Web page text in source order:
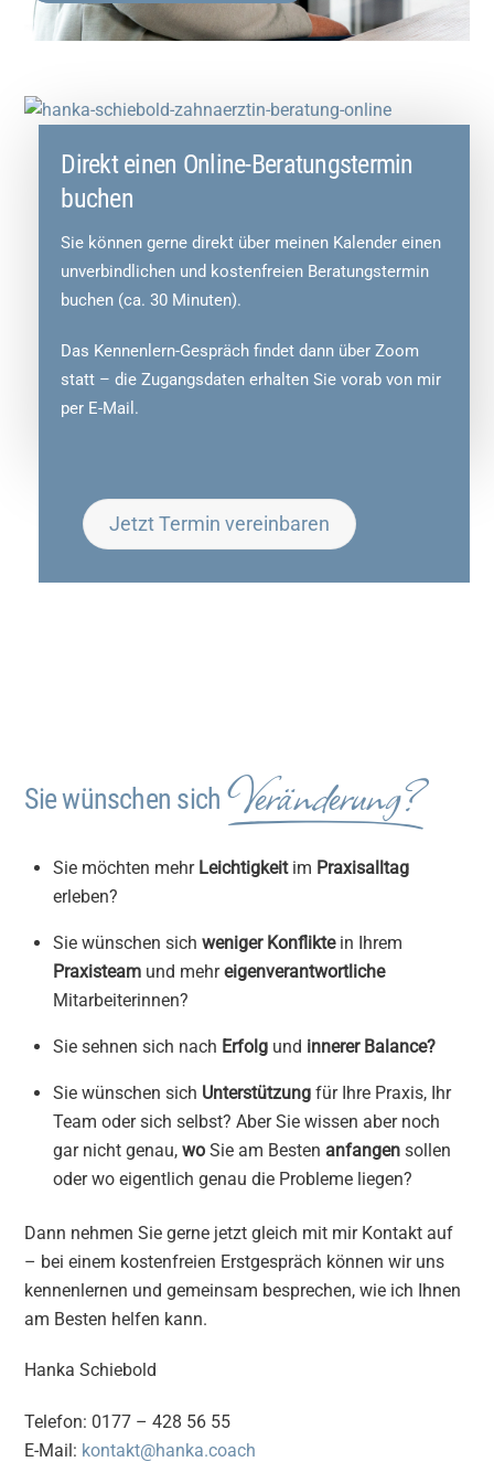
Direkt einen Online-Beratungstermin
buchen
Sie können gerne direkt über meinen Kalender einen
unverbindlichen und kostenfreien Beratungstermin
buchen (ca. 30 Minuten).
Das Kennenlern-Gespräch findet dann über Zoom
statt – die Zugangsdaten erhalten Sie vorab von mir
per E-Mail.
Jetzt Termin vereinbaren
Sie wünschen sich Veränderung?
Sie möchten mehr Leichtigkeitim Praxisalltag
erleben?
Sie wünschen sich weniger Konfliktein Ihrem
Praxisteam und mehreigenverantwortliche
Mitarbeiterinnen?
Sie sehnen sich nach Erfolg und innerer Balance?
Sie wünschen sich Unterstützung für Ihre Praxis, Ihr
Team oder sich selbst? Aber Sie wissen aber noch
gar nicht genau, wo Sie am Besten anfangen sollen
oder wo eigentlich genau die Probleme liegen?
Dann nehmen Sie gerne jetzt gleich mit mir Kontakt auf
– bei einem kostenfreien Erstgespräch können wir uns
kennenlernen und gemeinsam besprechen, wie ich Ihnen
am Besten helfen kann.
Hanka Schiebold
Telefon: 0177 – 428 56 55
E-Mail: kontakt@hanka.coach